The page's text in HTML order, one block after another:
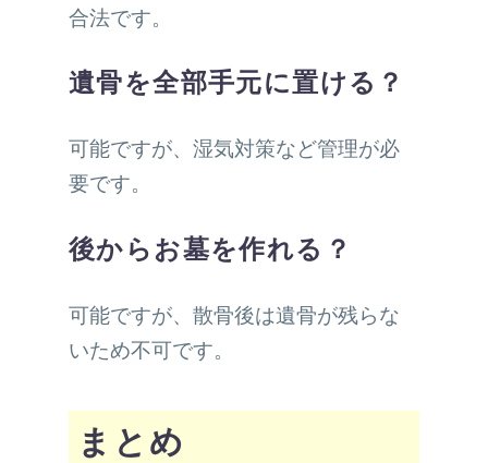
合法です。
遺骨を全部手元に置ける？
可能ですが、湿気対策など管理が必
要です。
後からお墓を作れる？
可能ですが、散骨後は遺骨が残らな
いため不可です。
まとめ